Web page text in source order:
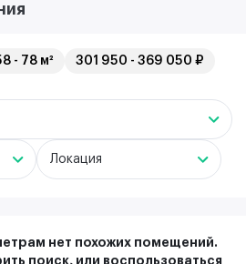
- 78 м²
301 950 - 369 050 ₽
Локация
нет похожих помещений.
поиск, или воспользоваться